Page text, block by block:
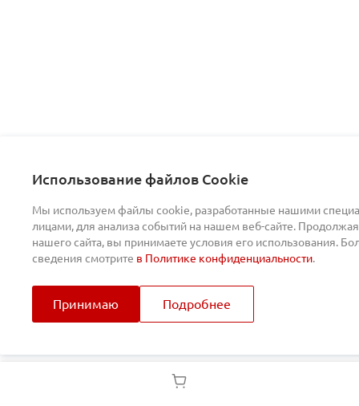
Использование файлов Cookie
Мы используем файлы cookie, разработанные нашими
лицами, для анализа событий на нашем веб-сайте.
нашего сайта, вы принимаете условия его использования.
сведения смотрите в Политике конфиденциальности.
Принимаю Подробнее